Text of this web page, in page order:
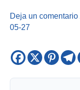
Deja un comentario
05-27